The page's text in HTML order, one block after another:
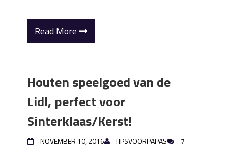
Read More
Houten speelgoed van de
Lidl, perfect voor
Sinterklaas/Kerst!
NOVEMBER 10, 2016 TIPSVOORPAPAS 7